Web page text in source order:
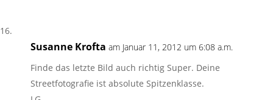
Susanne Krofta am Januar 11, 2012 um 6:08 a.m.
Finde das letzte Bild auch richtig Super. Deine
Streetfotografie ist absolute Spitzenklasse.